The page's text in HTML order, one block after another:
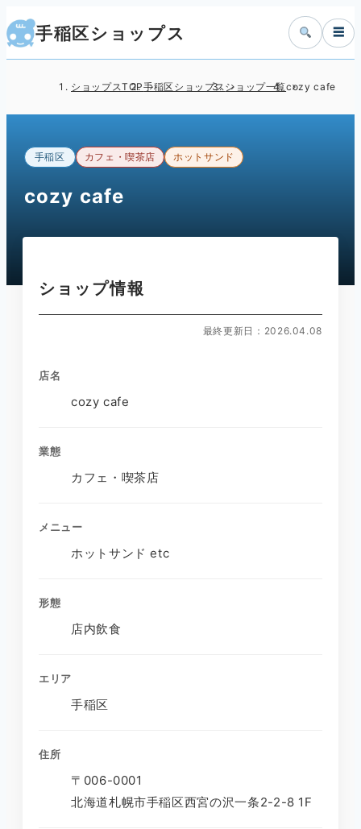
手稲区ショップス ☰
ショップスTOP手稲区ショップスショップ一覧cozy cafe
手稲区 カフェ・喫茶店 ホットサンド
cozy cafe
ショップ情報
最終更新日：2026.04.08
店名
cozy cafe
業態
カフェ・喫茶店
メニュー
ホットサンド etc
形態
店内飲食
エリア
手稲区
住所
〒006-0001
北海道札幌市手稲区西宮の沢一条2-2-8 1F